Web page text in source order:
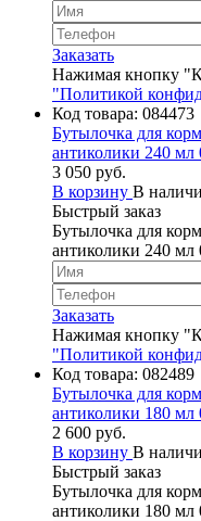
Заказать
Нажимая кнопку
"Политикой
Код товара: 084473
Бутылочка для
антиколики 240 мл
3 050 руб.
В корзину В
Быстрый заказ
Бутылочка для
антиколики 240 мл
Заказать
Нажимая кнопку
"Политикой
Код товара: 082489
Бутылочка для
антиколики 180 мл
2 600 руб.
В корзину В
Быстрый заказ
Бутылочка для
антиколики 180 мл